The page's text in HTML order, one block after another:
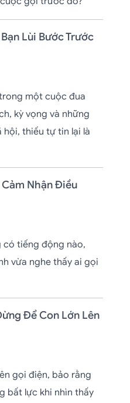
Lùi Bước Trước
một cuộc đua
kỳ vọng và những
hội, thiếu tự tin lại là
Nhận Điều
có tiếng động nào,
vừa nghe thấy ai gọi
Để Con Lớn Lên
gọi điện, bảo rằng
bất lực khi nhìn thấy